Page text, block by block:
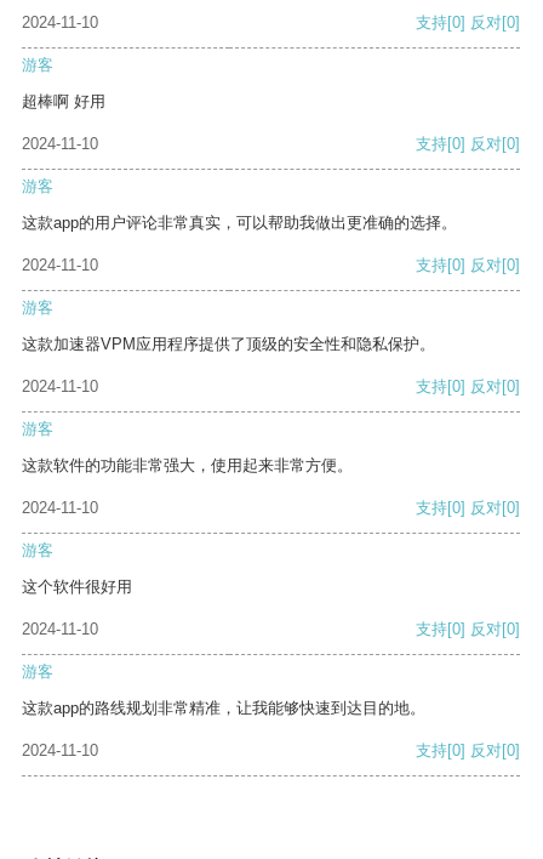
2024-11-10
支持[0] 反对[0]
游客
超棒啊 好用
2024-11-10 支持[0] 反对[0]
游客
这款app的用户评论非常真实，可以帮助我做出更准确的选择。
2024-11-10 支持[0] 反对[0]
游客
这款加速器VPM应用程序提供了顶级的安全性和隐私保护。
2024-11-10 支持[0] 反对[0]
游客
这款软件的功能非常强大，使用起来非常方便。
2024-11-10 支持[0] 反对[0]
游客
这个软件很好用
2024-11-10 支持[0] 反对[0]
游客
这款app的路线规划非常精准，让我能够快速到达目的地。
2024-11-10 支持[0] 反对[0]